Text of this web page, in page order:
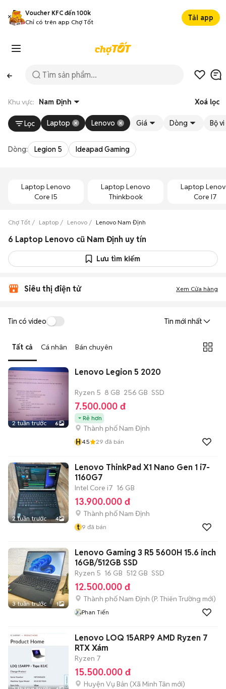
Voucher KFC đến 100k
Chỉ có trên app Chợ Tốt
Tải app
Khu vực: Nam Định Xoá lọc
Lọc Laptop Lenovo Giá Dòng Bộ
Dòng: Legion 5 Ideapad Gaming
Laptop Lenovo
Core I5
Laptop Lenovo
Thinkbook
Laptop
Core I7
Chợ Tốt Laptop Lenovo Lenovo Nam Định
6 Laptop Lenovo cũ Nam Định uy tín
Lưu tìm kiếm
Siêu thị điện tử Xem Cửa hàng
Tin có video Tin mới nhất
Tất cả Cá nhân Bán chuyên
2 tuần trước 6
Lenovo Legion 5 2020
Ryzen 5 8 GB 256 GB SSD
7.500.000 đ
Rẻ hơn
Thành phố Nam Định
H4.5 29 đã bán
2 tuần trước 4
Lenovo ThinkPad X1 Nano Gen 1 i7-
1160G7
Intel Core i7 16 GB
13.900.000 đ
Thành phố Nam Định
t 9 đã bán
3 tuần trước 1
Lenovo Gaming 3 R5 5600H 15.6 inch
16GB/512GB SSD
Ryzen 5 16 GB 512 GB SSD
12.500.000 đ
Thành phố Nam Định (P. Thiên Trường mới)
Phan Tiến
Lenovo LOQ 15ARP9 AMD Ryzen 7
RTX Xám
Ryzen 7
15.500.000 đ
Huyện Vụ Bản (Xã Minh Tân mới)